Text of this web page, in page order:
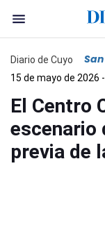
Diario de Cuyo
15 de mayo de 2026
El Centro
escenario
previa de